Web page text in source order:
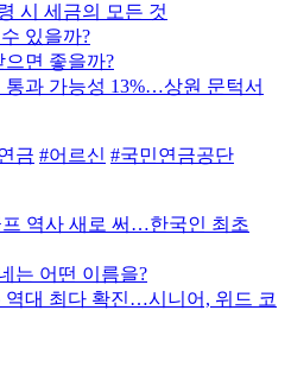
시 세금의 모든 것
있을까?
면 좋을까?
통과 가능성 13%…상원 문턱서
금 #어르신 #국민연금공단
프 역사 새로 써…한국인 최초
는 어떤 이름을?
역대 최다 확진…시니어, 위드 코